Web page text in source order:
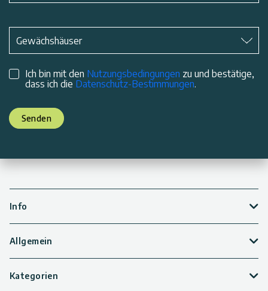
Gewächshäuser
Ich bin mit den Nutzungsbedingungen zu und bestätige,
dass ich die Datenschutz-Bestimmungen.
Senden
Info
Allgemein
Kategorien